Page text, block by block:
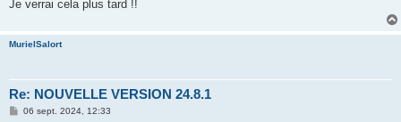
Je verrai cela plus tard !!
MurielSalort
Re: NOUVELLE VERSION 24.8.1
M06 sept. 2024, 12:33